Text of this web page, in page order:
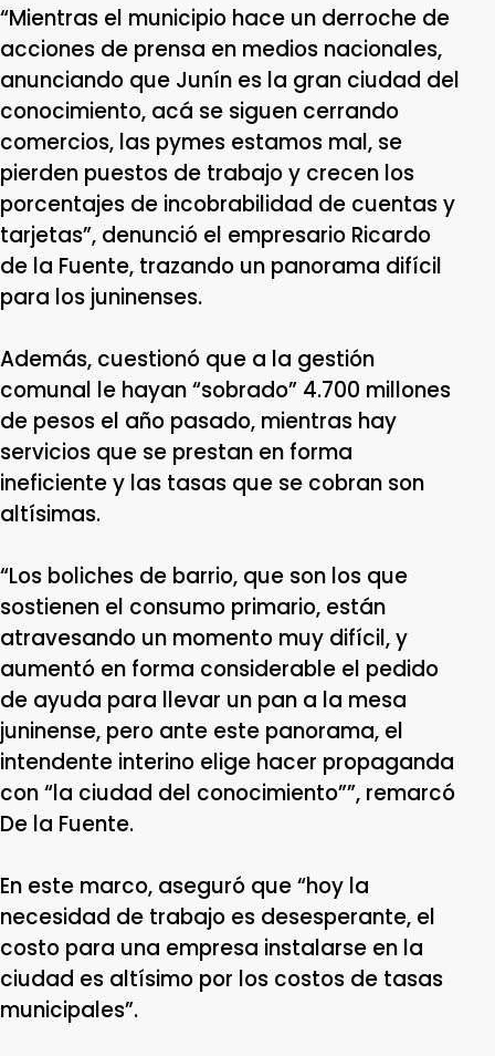
“Mientras el municipio hace un derroche de
acciones de prensa en medios nacionales,
anunciando que Junín es la gran ciudad del
conocimiento, acá se siguen cerrando
comercios, las pymes estamos mal, se
pierden puestos de trabajo y crecen los
porcentajes de incobrabilidad de cuentas y
tarjetas”, denunció el empresario Ricardo
de la Fuente, trazando un panorama difícil
para los juninenses.
Además, cuestionó que a la gestión
comunal le hayan “sobrado” 4.700 millones
de pesos el año pasado, mientras hay
servicios que se prestan en forma
ineficiente y las tasas que se cobran son
altísimas.
“Los boliches de barrio, que son los que
sostienen el consumo primario, están
atravesando un momento muy difícil, y
aumentó en forma considerable el pedido
de ayuda para llevar un pan a la mesa
juninense, pero ante este panorama, el
intendente interino elige hacer propaganda
con “la ciudad del conocimiento””, remarcó
De la Fuente.
En este marco, aseguró que “hoy la
necesidad de trabajo es desesperante, el
costo para una empresa instalarse en la
ciudad es altísimo por los costos de tasas
municipales”.